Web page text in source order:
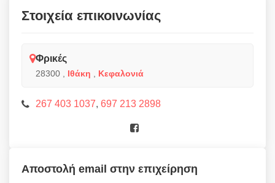
Στοιχεία επικοινωνίας
Φρικές
28300 Ιθάκη Κεφαλονιά
267 403 1037, 697 213 2898
Αποστολή email στην επιχείρηση